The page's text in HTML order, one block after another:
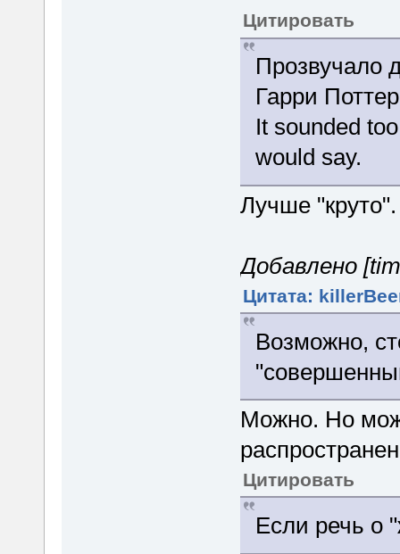
Цитировать
Прозвучало
Гарри
It sounded
would say.
Лучше "круто".
Добавлено
Цитата:
Возможно,
Можно. Но
Цитировать
Если речь о